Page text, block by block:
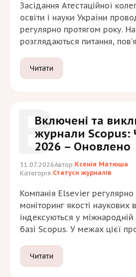
Засідання Атестаційної
освіти і науки України
регулярно протягом року.
розглядаються питання,
також із формуванням і
наукових фахових видань
окремих журналів, внесення
Читати
В
Включені та
журнали Scopus:
2026 – Оновлено
31.07.2026Автор:Ксенія Матюша
Категорія:Статуси журналів
Компанія Elsevier регулярно
моніторинг якості наукових
індексуються у
базі Scopus. У межах цієї
нього можуть бути включені
припинена індексація тих,
Читати